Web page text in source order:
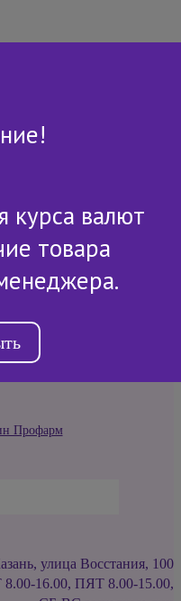
507-607
улица Восстания, 100
16.00, ПЯТ 8.00-15.00,
курса валют
товара